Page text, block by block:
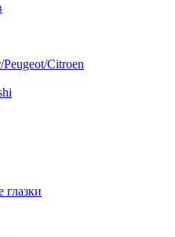
Citroen
глазки